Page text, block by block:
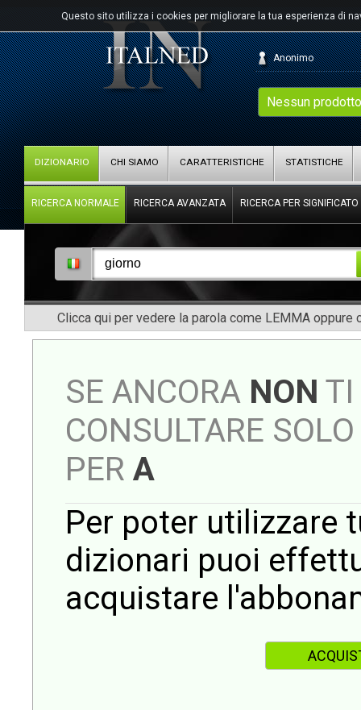
Questo sito utilizza i cookies per migliorare la tua esperienza di
Nessun
Anonimo
DIZIONARIO CHI SIAMO CARATTERISTICHE STATISTICHE
RICERCA NORMALE RICERCA AVANZATA RICERCA PER SIGNIFICATO
Clicca qui per vedere la parola come LEMMA oppure
SE ANCORA NON TI
CONSULTARE
PER A
Per poter utilizzare
dizionari puoi
acquistare